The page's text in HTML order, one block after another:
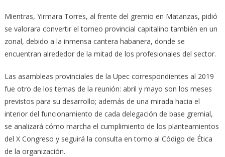
Mientras, Yirmara Torres, al frente del gremio en Matanzas, pidió
se valorara convertir el torneo provincial capitalino también en un
zonal, debido a la inmensa cantera habanera, donde se
encuentran alrededor de la mitad de los profesionales del sector.
Las asambleas provinciales de la Upec correspondientes al 2019
fue otro de los temas de la reunión: abril y mayo son los meses
previstos para su desarrollo; además de una mirada hacia el
interior del funcionamiento de cada delegación de base gremial,
se analizará cómo marcha el cumplimiento de los planteamientos
del X Congreso y seguirá la consulta en torno al Código de Ética
de la organización.